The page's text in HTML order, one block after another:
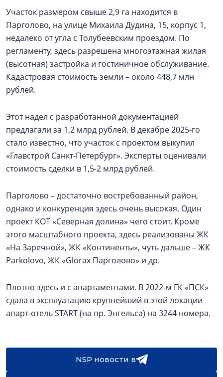
Участок размером свыше 2,9 га находится в
Парголово, на улице Михаила Дудина, 15, корпус 1,
недалеко от угла с Толубеевским проездом. По
регламенту, здесь разрешена многоэтажная жилая
(высотная) застройка и гостиничное обслуживание.
Кадастровая стоимость земли – около 448,7 млн
рублей.
Этот надел с разработанной документацией
предлагали за 1,2 млрд рублей. В декабре 2025-го
стало известно, что участок с проектом выкупил
«Главстрой Санкт-Петербург». Эксперты оценивали
стоимость сделки в 1,5-2 млрд рублей.
Парголово – достаточно востребованный район,
однако и конкуренция здесь очень высокая. Один
проект КОТ «Северная долина» чего стоит. Кроме
этого масштабного проекта, здесь реализованы ЖК
«На Заречной», ЖК «Континенты», чуть дальше – ЖК
Parkolovо, ЖК «Glorax Парголово» и др.
Плотно здесь и с апартаментами. В 2022-м ГК «ПСК»
сдала в эксплуатацию крупнейший в этой локации
апарт-отель START (на пр. Энгельса) на 3244 номера.
NSP новости в